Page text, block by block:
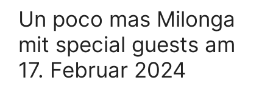
Un poco mas Milonga
mit special guests am
17. Februar 2024